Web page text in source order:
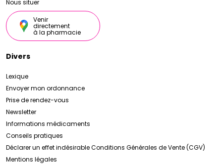
Nous situer
Venir
directement
à la pharmacie
Divers
Lexique
Envoyer mon ordonnance
Prise de rendez-vous
Newsletter
Informations médicaments
Conseils pratiques
Déclarer un effet indésirableConditions Générales de Vente (CGV)
Mentions légales